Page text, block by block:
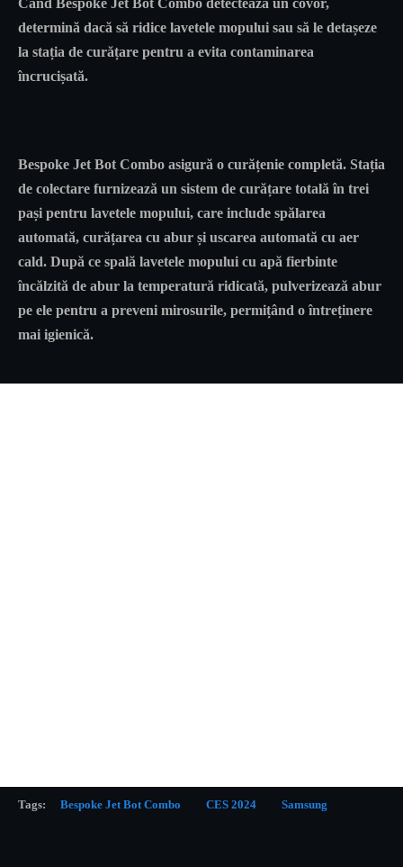
determină dacă să ridice lavetele mopului sau să le detașeze
la stația de curățare pentru a evita contaminarea
încrucișată.
Bespoke Jet Bot Combo asigură o curățenie completă. Stația
de colectare furnizează un sistem de curățare totală în trei
pași pentru lavetele mopului, care include spălarea
automată, curățarea cu abur și uscarea automată cu aer
cald. După ce spală lavetele mopului cu apă fierbinte
încălzită de abur la temperatură ridicată, pulverizează abur
pe ele pentru a preveni mirosurile, permițând o întreținere
mai igienică.
Tags: Bespoke Jet Bot Combo CES 2024 Samsung